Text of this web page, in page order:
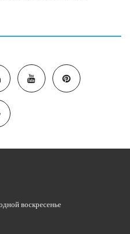
воскресенье